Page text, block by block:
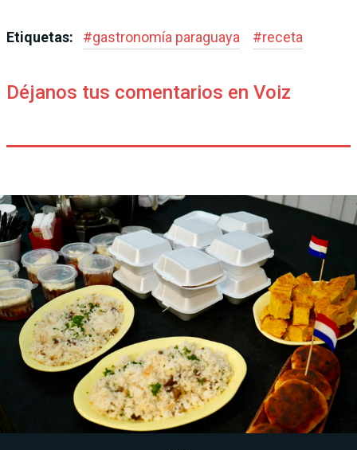
Etiquetas: #gastronomía paraguaya #receta
Déjanos tus comentarios en Voiz